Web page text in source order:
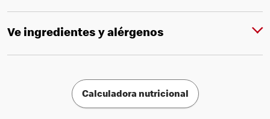
Ve ingredientes y alérgenos
Calculadora nutricional